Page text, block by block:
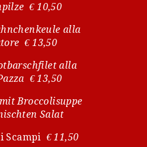
€ 10,50
alla
€ 13,50
alla
€ 13,50
Broccolisuppe
Salat
Scampi € 11,50